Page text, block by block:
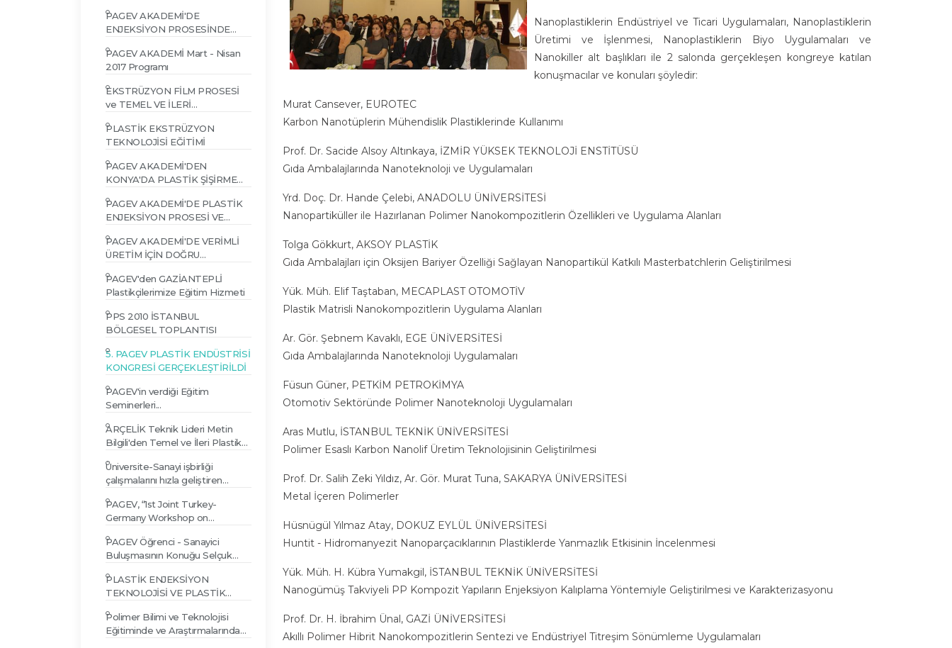
EDİYOR
PAGEV AKADEMİ'DE
ENJEKSİYON PROSESİNDE
ÇÖZÜMLERİ EĞİTİMİ
PAGEV AKADEMİ Mart - Nisan
2017 Programı
EKSTRÜZYON FİLM PROSESİ
ve TEMEL VE İLERİ
EĞİTİMİ
PLASTİK EKSTRÜZYON
TEKNOLOJİSİ EĞİTİMİ
PAGEV AKADEMİ'DEN
KONYA'DA PLASTİK ŞİŞİRME
PAGEV AKADEMİ'DE PLASTİK
ENJEKSİYON PROSESİ VE
PAGEV AKADEMİ'DE VERİMLİ
ÜRETİM İÇİN DOĞRU
PAGEV'den GAZİANTEPLİ
Plastikçilerimize Eğitim Hizmeti
PPS 2010 İSTANBUL
BÖLGESEL TOPLANTISI
5. PAGEV PLASTİK ENDÜSTRİSİ
KONGRESİ GERÇEKLEŞTİRİLDİ
PAGEV'in verdiği Eğitim
Seminerleri...
ARÇELİK Teknik Lideri Metin
Bilgili'den Temel ve İleri Plastik
Üniversite-Sanayi işbirliği
çalışmalarını hızla geliştiren
BİTOK Kongresindeydi…
PAGEV, “1st Joint Turkey-
Germany Workshop on
Etkinliğindeydi…
PAGEV Öğrenci - Sanayici
Buluşmasının Konuğu Selçuk
PLASTİK ENJEKSİYON
TEKNOLOJİSİ VE PLASTİK
Polimer Bilimi ve Teknolojisi
Eğitiminde ve Araştırmalarında
Nanoplastiklerin Endüstriyel ve Ticari Uygulamaları, Nanoplastiklerin
Üretimi ve İşlenmesi, Nanoplastiklerin Biyo Uygulamaları ve
Nanokiller alt başlıkları ile 2 salonda gerçekleşen kongreye katılan
konuşmacılar ve konuları şöyledir:
Murat Cansever, EUROTEC
Karbon Nanotüplerin Mühendislik Plastiklerinde Kullanımı
Prof. Dr. Sacide Alsoy Altınkaya, İZMİR YÜKSEK TEKNOLOJİ ENSTİTÜSÜ
Gıda Ambalajlarında Nanoteknoloji ve Uygulamaları
Yrd. Doç. Dr. Hande Çelebi, ANADOLU ÜNİVERSİTESİ
Nanopartiküller ile Hazırlanan Polimer Nanokompozitlerin Özellikleri ve Uygulama Alanları
Tolga Gökkurt, AKSOY PLASTİK
Gıda Ambalajları için Oksijen Bariyer Özelliği Sağlayan Nanopartikül Katkılı Masterbatchlerin Geliştirilmesi
Yük. Müh. Elif Taştaban, MECAPLAST OTOMOTİV
Plastik Matrisli Nanokompozitlerin Uygulama Alanları
Ar. Gör. Şebnem Kavaklı, EGE ÜNİVERSİTESİ
Gıda Ambalajlarında Nanoteknoloji Uygulamaları
Füsun Güner, PETKİM PETROKİMYA
Otomotiv Sektöründe Polimer Nanoteknoloji Uygulamaları
Aras Mutlu, İSTANBUL TEKNİK ÜNİVERSİTESİ
Polimer Esaslı Karbon Nanolif Üretim Teknolojisinin Geliştirilmesi
Prof. Dr. Salih Zeki Yıldız, Ar. Gör. Murat Tuna, SAKARYA ÜNİVERSİTESİ
Metal İçeren Polimerler
Hüsnügül Yılmaz Atay, DOKUZ EYLÜL ÜNİVERSİTESİ
Huntit - Hidromanyezit Nanoparçacıklarının Plastiklerde Yanmazlık Etkisinin İncelenmesi
Yük. Müh. H. Kübra Yumakgil, İSTANBUL TEKNİK ÜNİVERSİTESİ
Nanogümüş Takviyeli PP Kompozit Yapıların Enjeksiyon Kalıplama Yöntemiyle Geliştirilmesi ve Karakterizasyonu
Prof. Dr. H. İbrahim Ünal, GAZİ ÜNİVERSİTESİ
Akıllı Polimer Hibrit Nanokompozitlerin Sentezi ve Endüstriyel Titreşim Sönümleme Uygulamaları